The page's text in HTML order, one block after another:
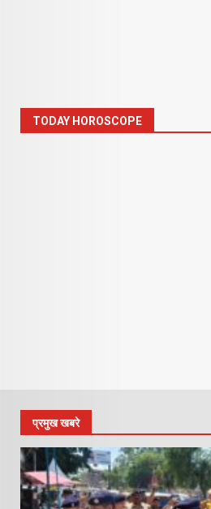
TODAY HOROSCOPE
प्रमुख खबरे